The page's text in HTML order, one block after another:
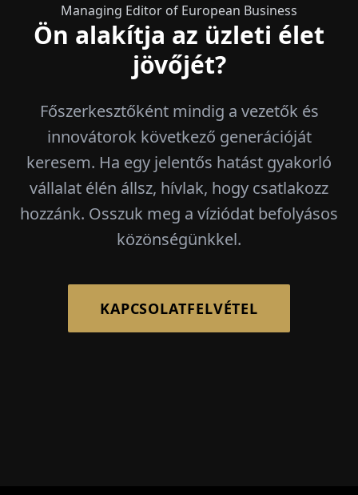
Managing Editor of European Business
Ön alakítja az üzleti élet
jövőjét?
Főszerkesztőként mindig a vezetők és
innovátorok következő generációját
keresem. Ha egy jelentős hatást gyakorló
vállalat élén állsz, hívlak, hogy csatlakozz
hozzánk. Osszuk meg a víziódat befolyásos
közönségünkkel.
KAPCSOLATFELVÉTEL